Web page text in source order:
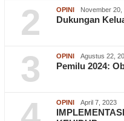
2 OPINI November 20,
Dukungan
3 OPINI Agustus 22,
Pemilu 2024:
OPINI April 7, 2023